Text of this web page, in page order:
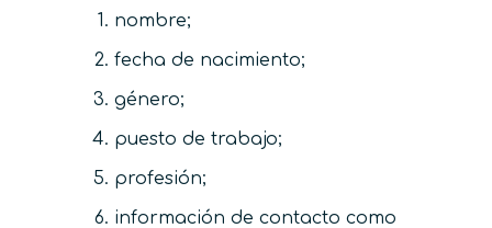
nombre;
fecha de nacimiento;
género;
puesto de trabajo;
profesión;
información de contacto como